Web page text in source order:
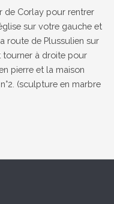
de Corlay pour rentrer
sur votre gauche et
route de Plussulien sur
tourner à droite pour
pierre et la maison
(sculpture en marbre